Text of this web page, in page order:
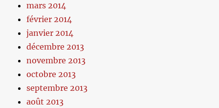
mars 2014
février 2014
janvier 2014
décembre 2013
novembre 2013
octobre 2013
septembre 2013
août 2013